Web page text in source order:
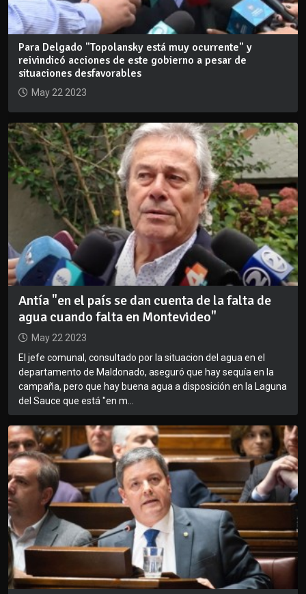
Para Delgado "Topolansky está muy ocurrente" y
reivindicó acciones de este gobierno a pesar de
situaciones desfavorables
May 22 2023
Antía "en el país se dan cuenta de la falta de
agua cuando falta en Montevideo"
May 22 2023
El jefe comunal, consultado por la situacion del agua en el
departamento de Maldonado, aseguró que hay sequía en la
campaña, pero que hay buena agua a disposición en la Laguna
del Sauce que está "en m...